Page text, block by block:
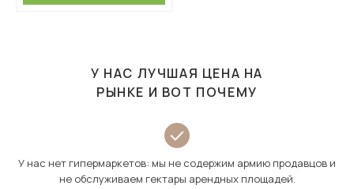
У НАС ЛУЧШАЯ ЦЕНА НА
РЫНКЕ И ВОТ ПОЧЕМУ
У нас нет гипермаркетов: мы не содержим армию продавцов и
не обслуживаем гектары арендных площадей.